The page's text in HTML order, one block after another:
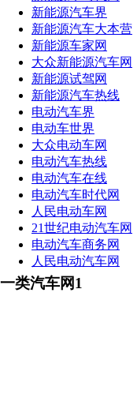
新能源汽车界
新能源汽车大本营
新能源车家网
大众新能源汽车网
新能源试驾网
新能源汽车热线
电动汽车界
电动车世界
大众电动车网
电动汽车热线
电动汽车在线
电动汽车时代网
人民电动车网
21世纪电动汽车网
电动汽车商务网
人民电动汽车网
一类汽车网1